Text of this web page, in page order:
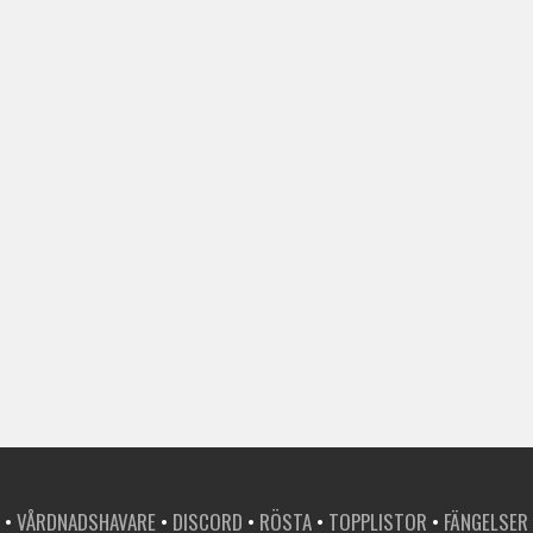
• VÅRDNADSHAVARE • DISCORD • RÖSTA • TOPPLISTOR • FÄNGELSER